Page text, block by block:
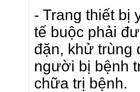
- Trang thiết bị
tế buộc phải
đặn, khử trùng
người bị bệnh
chữa trị bệnh.